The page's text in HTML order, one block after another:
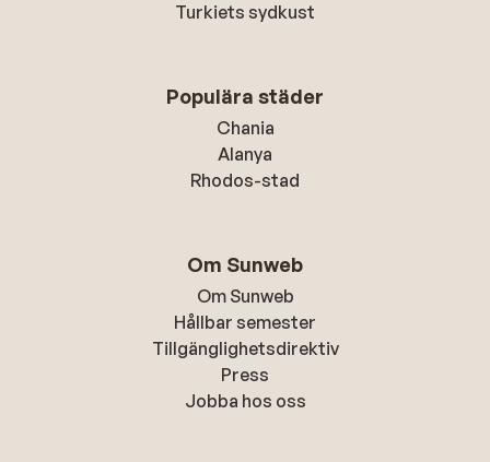
Turkiets sydkust
Populära städer
Chania
Alanya
Rhodos-stad
Om Sunweb
Om Sunweb
Hållbar semester
Tillgänglighetsdirektiv
Press
Jobba hos oss